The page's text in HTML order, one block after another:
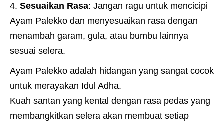
Sesuaikan Rasa: Jangan ragu untuk mencicipi
Ayam Palekko dan menyesuaikan rasa dengan
menambah garam, gula, atau bumbu lainnya
sesuai selera.
Ayam Palekko adalah hidangan yang sangat cocok
untuk merayakan Idul Adha.
Kuah santan yang kental dengan rasa pedas yang
membangkitkan selera akan membuat setiap